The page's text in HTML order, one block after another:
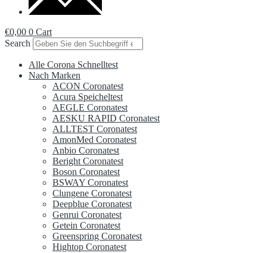
€0,00 0 Cart
Search
Alle Corona Schnelltest
Nach Marken
ACON Coronatest
Acura Speicheltest
AEGLE Coronatest
AESKU RAPID Coronatest
ALLTEST Coronatest
AmonMed Coronatest
Anbio Coronatest
Beright Coronatest
Boson Coronatest
BSWAY Coronatest
Clungene Coronatest
Deepblue Coronatest
Genrui Coronatest
Getein Coronatest
Greenspring Coronatest
Hightop Coronatest